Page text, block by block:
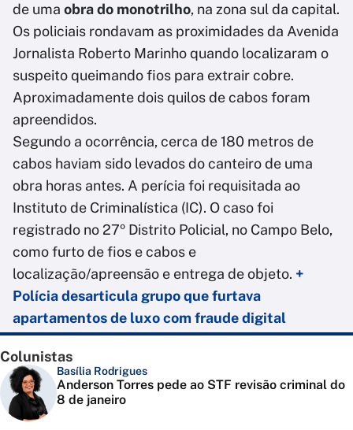
de uma obra do monotrilho, na zona sul da capital.
Os policiais rondavam as proximidades da Avenida
Jornalista Roberto Marinho quando localizaram o
suspeito queimando fios para extrair cobre.
Aproximadamente dois quilos de cabos foram
apreendidos.
Segundo a ocorrência, cerca de 180 metros de
cabos haviam sido levados do canteiro de uma
obra horas antes. A perícia foi requisitada ao
Instituto de Criminalística (IC). O caso foi
registrado no 27º Distrito Policial, no Campo Belo,
como furto de fios e cabos e
localização/apreensão e entrega de objeto. +
Polícia desarticula grupo que furtava
apartamentos de luxo com fraude digital
Colunistas
Basília Rodrigues
Anderson Torres pede ao STF revisão criminal do
8 de janeiro